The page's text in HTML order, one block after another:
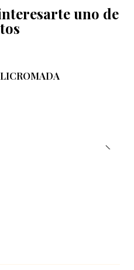
uno de